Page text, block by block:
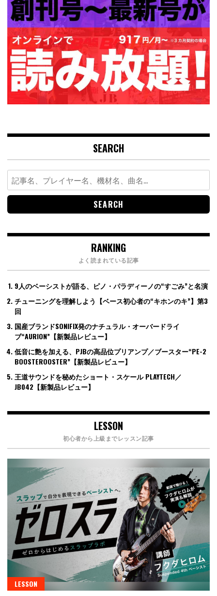
SEARCH
Search
for:
RANKING
よく読まれている記事
9人のベーシストが語る、ピノ・パラディーノの“すごみ”と名演
チューニングを理解しよう【ベース初心者の“キホンのキ”】第3
回
国産ブランドSONIFIX発のナチュラル・オーバードライ
ブ“AURION”【新製品レビュー】
低音に艶を加える、PJBの高品位プリアンプ／ブースター“PE-2
BOOSTEROOSTER”【新製品レビュー】
王道サウンドを秘めたショート・スケール PLAYTECH／
JB042【新製品レビュー】
LESSON
初心者から上級までレッスン記事
LESSON